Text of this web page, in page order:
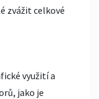
zvážit celkové
využití a
jako je